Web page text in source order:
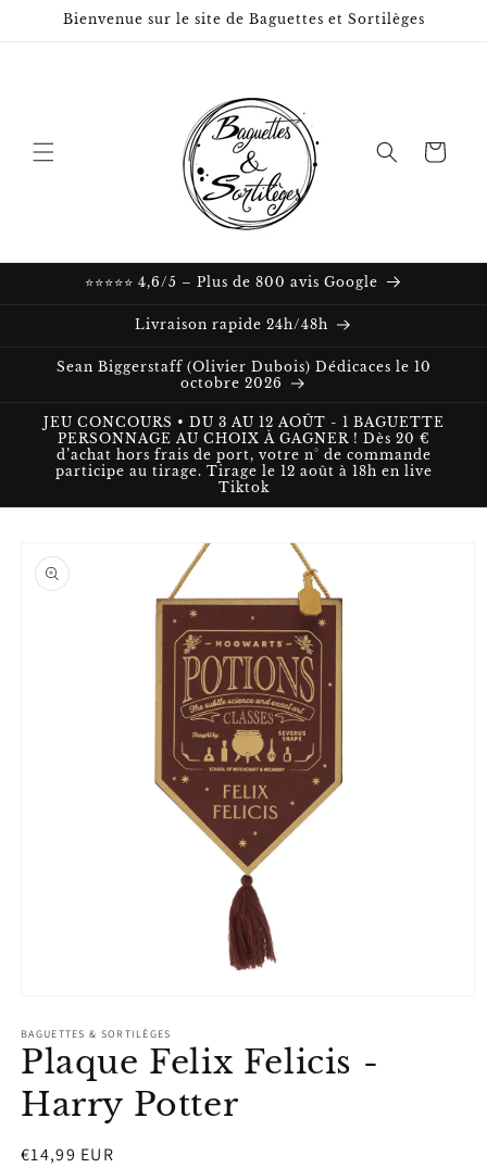
et passer
Bienvenue sur le site de Baguettes et Sortilèges
Panier
⭐⭐⭐⭐⭐ 4,6/5 – Plus de 800 avis Google
Livraison rapide 24h/48h
Sean Biggerstaff (Olivier Dubois) Dédicaces le 10
octobre 2026
JEU CONCOURS • DU 3 AU 12 AOÛT - 1 BAGUETTE
PERSONNAGE AU CHOIX À GAGNER ! Dès 20 €
d’achat hors frais de port, votre n° de commande
participe au tirage. Tirage le 12 août à 18h en live
Tiktok
informations
produits
média
1
dans
fenêtre
modale
BAGUETTES & SORTILÈGES
Plaque Felix Felicis -
Harry Potter
Prix
€14,99 EUR